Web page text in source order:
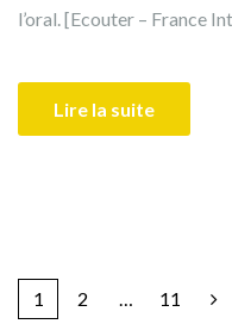
l’oral. [Ecouter – France
Lire la suite
1 2 … 11